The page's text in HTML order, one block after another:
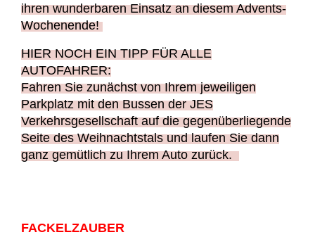
ihren wunderbaren Einsatz an diesem Advents-
Wochenende!
HIER NOCH EIN TIPP FÜR ALLE
AUTOFAHRER:
Fahren Sie zunächst von Ihrem jeweiligen
Parkplatz mit den Bussen der JES
Verkehrsgesellschaft auf die gegenüberliegende
Seite des Weihnachtstals und laufen Sie dann
ganz gemütlich zu Ihrem Auto zurück.
FACKELZAUBER